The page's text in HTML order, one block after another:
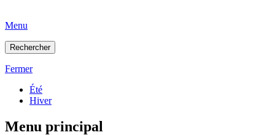
Menu
Rechercher
Fermer
Été
Hiver
Menu principal